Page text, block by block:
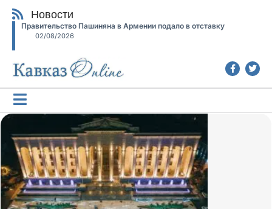
Новости
Правительство Пашиняна в Армении подало в отставку
02/08/2026